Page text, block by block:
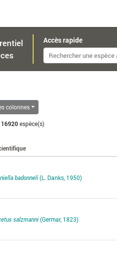
Accès rapide
colonnes
16920espèce(s)
badonneli(L. Danks, 1950)
salzmanni(Germar, 1823)